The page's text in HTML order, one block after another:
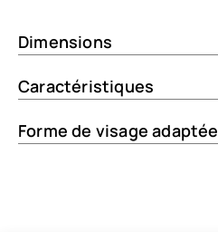
Dimensions
Caractéristiques
Forme de visage adaptée